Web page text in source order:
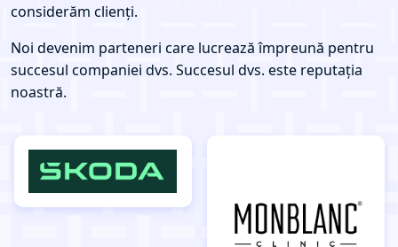
considerăm clienți.
Noi devenim parteneri care lucrează împreună pentru
succesul companiei dvs. Succesul dvs. este reputația
noastră.